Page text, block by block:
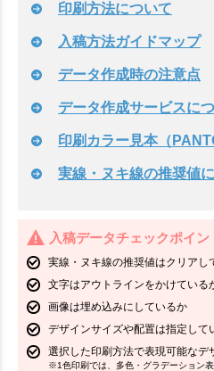
印刷方法について
入稿方法ガイドマップ
データ作成時の注意点
データ作成サービスに
印刷カラー見本（
実線・ヌキ線の推奨値
入稿データチェックポイン
実線・ヌキ線の推奨値はクリアし
文字はアウトラインをかけている
画像は埋め込みにしているか
デザインサイズや配置は指定して
選択した印刷方法で表現可能なデ
※1色印刷では、多色・グラデーション表